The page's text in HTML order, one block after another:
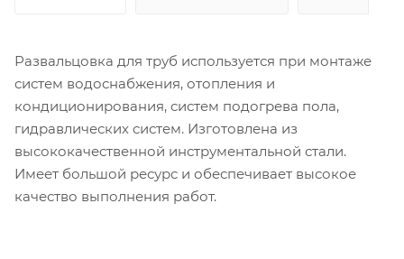
Развальцовка для труб используется при монтаже
систем водоснабжения, отопления и
кондиционирования, систем подогрева пола,
гидравлических систем. Изготовлена из
высококачественной инструментальной стали.
Имеет большой ресурс и обеспечивает высокое
качество выполнения работ.